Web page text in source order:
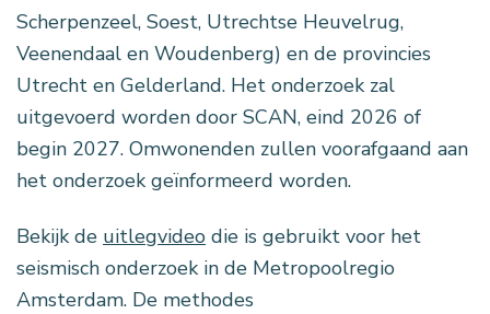
Scherpenzeel, Soest, Utrechtse Heuvelrug,
Veenendaal en Woudenberg) en de provincies
Utrecht en Gelderland. Het onderzoek zal
uitgevoerd worden door SCAN, eind 2026 of
begin 2027. Omwonenden zullen voorafgaand aan
het onderzoek geïnformeerd worden.
Bekijk de uitlegvideo die is gebruikt voor het
seismisch onderzoek in de Metropoolregio
Amsterdam. De methodes